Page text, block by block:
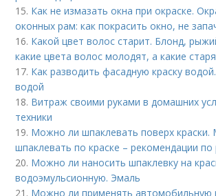
15. Как не измазать окна при окраске.
оконных рам: как покрасить окно, не
16. Какой цвет волос старит. Блонд,
какие цвета волос молодят, а какие
17. Как разводить фасадную краску
водой
18. Витраж своими руками в домашних
техники
19. Можно ли шпаклевать поверх
шпаклевать по краске – рекомендации
20. Можно ли наносить шпаклевку на
водоэмульсионную. Эмаль
21. Можно ли применять автомобильную